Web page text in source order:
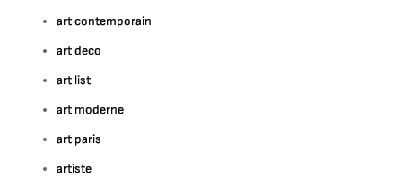
art contemporain
art deco
art list
art moderne
art paris
artiste